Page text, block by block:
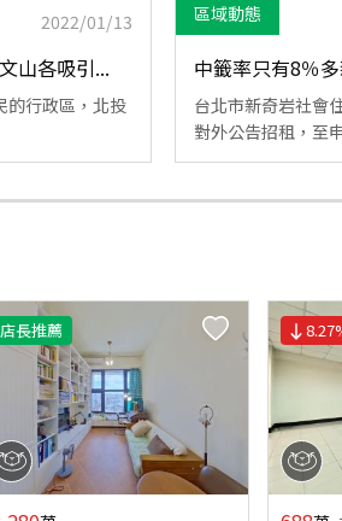
2022/01/13
山各吸引...
的行政區，北投
區域動態
中籤率只有8％
台北市新奇岩社會
對外公告招租，至
店長推薦 8.27